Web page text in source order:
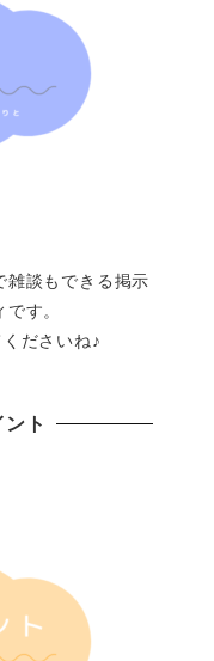
雑談もできる掲示
す。
ださいね♪
ト